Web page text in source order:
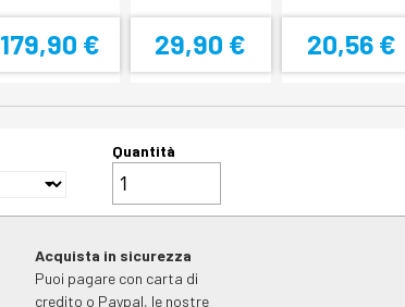
179,90 € 29,90 € 20,56 €
Quantità
Acquista in sicurezza
Puoi pagare con carta di
credito o Paypal, le nostre